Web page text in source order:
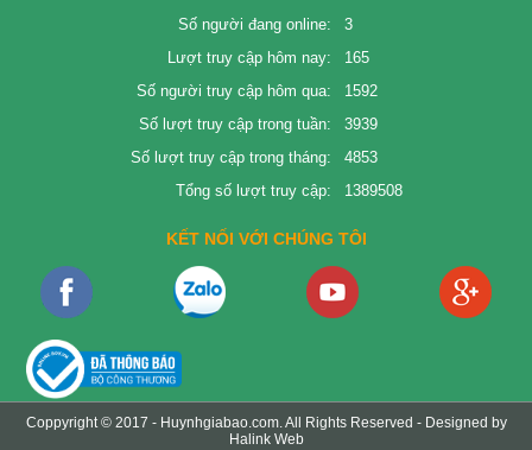
Số người đang online:
3
Lượt truy cập hôm nay:
165
Số người truy cập hôm qua:
1592
Số lượt truy cập trong tuần:
3939
Số lượt truy cập trong tháng:
4853
Tổng số lượt truy cập:
1389508
KẾT NỐI VỚI CHÚNG TÔI
Coppyright © 2017 - Huynhgiabao.com. All Rights Reserved - Designed by
Halink Web